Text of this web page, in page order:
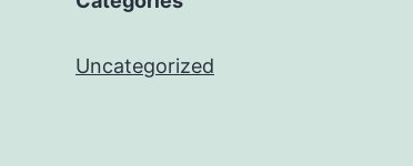
Uncategorized